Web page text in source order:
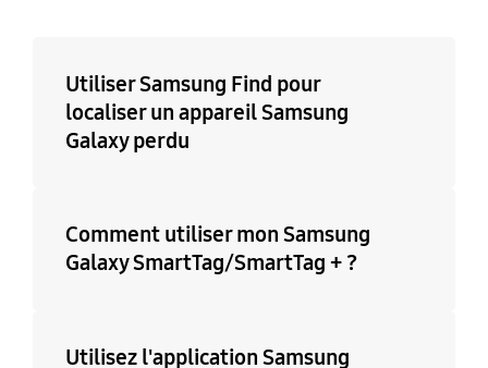
Utiliser Samsung Find pour
localiser un appareil Samsung
Galaxy perdu
Comment utiliser mon Samsung
Galaxy SmartTag/SmartTag + ?
Utilisez l'application Samsung